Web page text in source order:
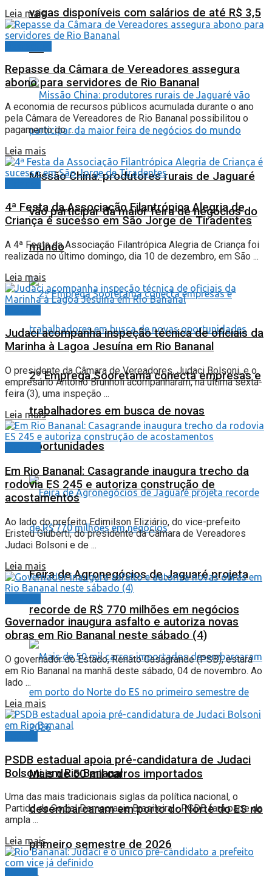
vagas disponíveis com salários de até R$ 3,5
Missão China: produtores rurais de Jaguaré
vão participar da maior feira de negócios do
mundo
2º Emprega Sooretama conecta empresas e
trabalhadores em busca de novas
oportunidades
Feira de Agronegócios de Jaguaré projeta
recorde de R$ 770 milhões em negócios
Mais de 50 mil carros importados
desembarcaram em porto do Norte do ES no
primeiro semestre de 2026
Leia mais
Repasse da Câmara de Vereadores assegura
abono para servidores de Rio Bananal
A economia de recursos públicos acumulada durante o ano
pela Câmara de Vereadores de Rio Bananal possibilitou o
pagamento do ...
Leia mais
4ª Festa da Associação Filantrópica Alegria de
Criança é sucesso em São Jorge de Tiradentes
A 4ª Festa da Associação Filantrópica Alegria de Criança foi
realizada no último domingo, dia 10 de dezembro, em São ...
Leia mais
Judaci acompanha inspeção técnica de oficiais da
Marinha à Lagoa Jesuína em Rio Bananal
O presidente da Câmara de Vereadores, Judaci Bolsoni, e o
empresário Antônio Brunholi acompanharam, na última sexta-
feira (3), uma inspeção ...
Leia mais
Em Rio Bananal: Casagrande inaugura trecho da
rodovia ES 245 e autoriza construção de
acostamentos
Ao lado do prefeito Edimilson Eliziário, do vice-prefeito
Eristeu Giuberti, do presidente da Câmara de Vereadores
Judaci Bolsoni e de ...
Leia mais
Governador inaugura asfalto e autoriza novas
obras em Rio Bananal neste sábado (4)
O governador do Estado, Renato Casagrande (PSB), estará
em Rio Bananal na manhã deste sábado, 04 de novembro. Ao
lado ...
Leia mais
PSDB estadual apoia pré-candidatura de Judaci
Bolsoni em Rio Bananal
Uma das mais tradicionais siglas da política nacional, o
Partido da Social Democracia Brasileira - PSDB fará parte da
ampla ...
Leia mais